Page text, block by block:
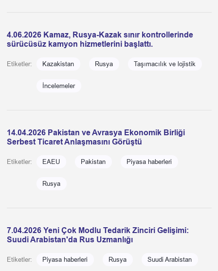
4.06.2026 Kamaz, Rusya-Kazak sınır kontrollerinde
sürücüsüz kamyon hizmetlerini başlattı.
Etiketler: Kazakistan Rusya Taşımacılık ve lojistik
İncelemeler
14.04.2026 Pakistan ve Avrasya Ekonomik Birliği
Serbest Ticaret Anlaşmasını Görüştü
Etiketler: EAEU Pakistan Piyasa haberleri
Rusya
7.04.2026 Yeni Çok Modlu Tedarik Zinciri Gelişimi:
Suudi Arabistan'da Rus Uzmanlığı
Etiketler: Piyasa haberleri Rusya Suudi Arabistan